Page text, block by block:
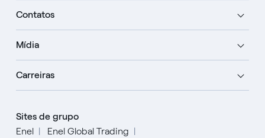
Contatos
Mídia
Carreiras
Sites de grupo
Enel
Enel Global Trading